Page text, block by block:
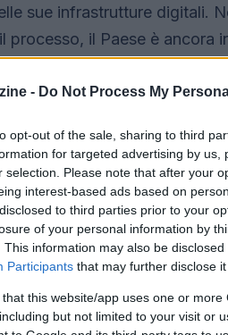
- Do Not Process My
opt-out of the sale, sharing to third
for targeted advertising by
selection. Please note that after your
interest-based ads based on
to third parties prior to your
of your personal information by
This information may also be
Participants that may further disclose
that this website/app uses one or
but not limited to your visit or
sue infrastrutture digitali.
il Paese è ancora